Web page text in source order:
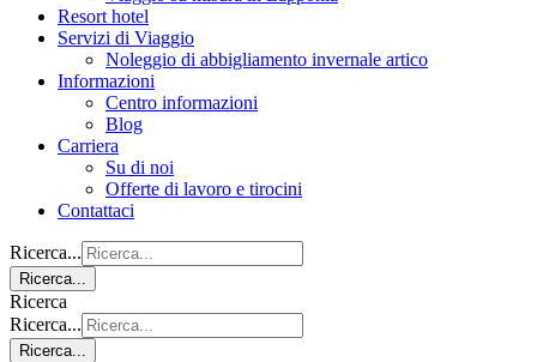
Resort hotel
Servizi di Viaggio
Noleggio di abbigliamento invernale artico
Informazioni
Centro informazioni
Blog
Carriera
Su di noi
Offerte di lavoro e tirocini
Contattaci
Ricerca...
Ricerca...
Ricerca
Ricerca...
Ricerca...